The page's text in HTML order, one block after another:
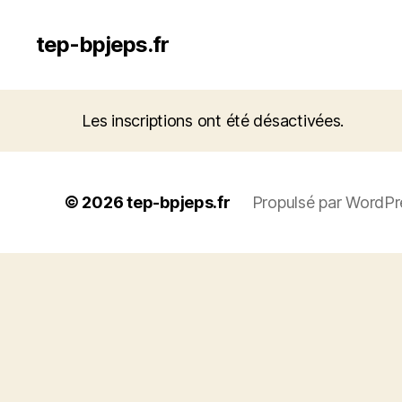
tep-bpjeps.fr
Les inscriptions ont été désactivées.
© 2026tep-bpjeps.fr Propulsé par